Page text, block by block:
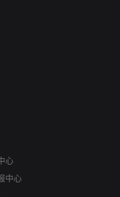
心
中心
报